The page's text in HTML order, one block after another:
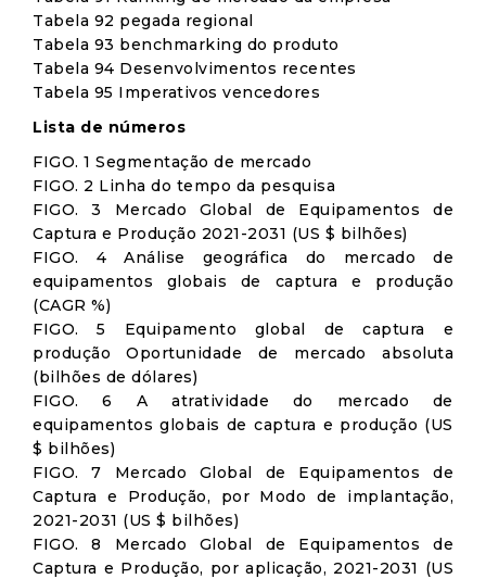
Tabela 92 pegada regional
Tabela 93 benchmarking do produto
Tabela 94 Desenvolvimentos recentes
Tabela 95 Imperativos vencedores
Lista de números
FIGO. 1 Segmentação de mercado
FIGO. 2 Linha do tempo da pesquisa
FIGO. 3 Mercado Global de Equipamentos de
Captura e Produção 2021-2031 (US $ bilhões)
FIGO. 4 Análise geográfica do mercado de
equipamentos globais de captura e produção
(CAGR %)
FIGO. 5 Equipamento global de captura e
produção Oportunidade de mercado absoluta
(bilhões de dólares)
FIGO. 6 A atratividade do mercado de
equipamentos globais de captura e produção (US
$ bilhões)
FIGO. 7 Mercado Global de Equipamentos de
Captura e Produção, por Modo de implantação,
2021-2031 (US $ bilhões)
FIGO. 8 Mercado Global de Equipamentos de
Captura e Produção, por aplicação, 2021-2031 (US